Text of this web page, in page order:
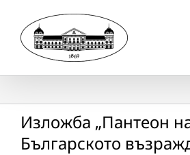
content
Изложба „Пантеон
Българското